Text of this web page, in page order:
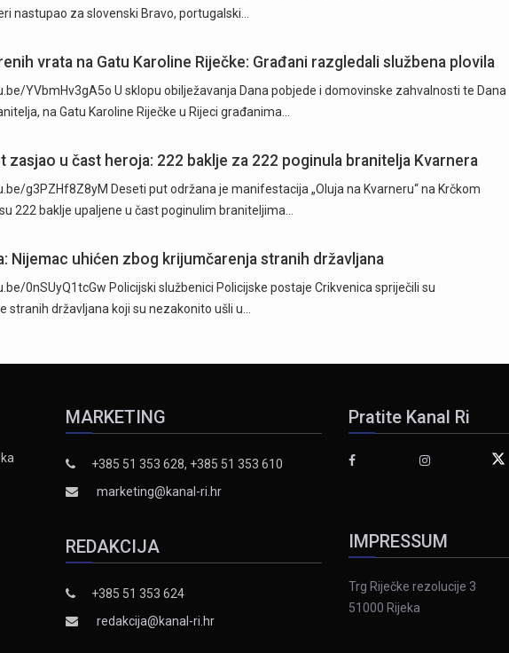
nastupao za slovenski Bravo, portugalski…
vrata na Gatu Karoline Riječke: Građani razgledali službena plovila
YVbmHv3gA5o U sklopu obilježavanja Dana pobjede i domovinske zahvalnosti te Dana
na Gatu Karoline Riječke u Rijeci građanima…
zasjao u čast heroja: 222 baklje za 222 poginula branitelja Kvarnera
g3PZHf8Z8yM Deseti put održana je manifestacija „Oluja na Kvarneru“ na Krčkom
222 baklje upaljene u čast poginulim braniteljima…
Nijemac uhićen zbog krijumčarenja stranih državljana
0nSUyQ1tcGw Policijski službenici Policijske postaje Crikvenica spriječili su
stranih državljana koji su nezakonito ušli u…
MARKETING
+385 51 353 628, +385 51 353 610
marketing@kanal-ri.hr
REDAKCIJA
+385 51 353 624
redakcija@kanal-ri.hr
Pratite Kanal Ri
IMPRESSUM
Trg Riječke rezolucije 3
51000 Rijeka